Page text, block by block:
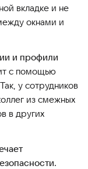
вкладке и не
окнами и
и профили
с помощью
у сотрудников
из смежных
в других